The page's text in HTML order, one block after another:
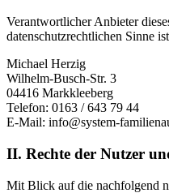
Verantwortlicher Anbieter
datenschutzrechtlichen Sinne
Michael Herzig
Wilhelm-Busch-Str. 3
04416 Markkleeberg
Telefon: 0163 / 643 79 44
E-Mail: info@system-
II. Rechte der Nutzer
Mit Blick auf die nachfolgend